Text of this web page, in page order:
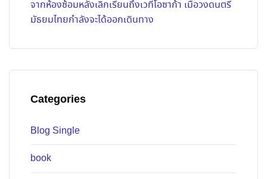
จากห้องซ้อมหลังเลิกเรียนถึงเวทีโอซาก้า เมื่อวงดนตรี
มัธยมไทยกำลังจะได้ออกเดินทาง
Categories
Blog Single
book